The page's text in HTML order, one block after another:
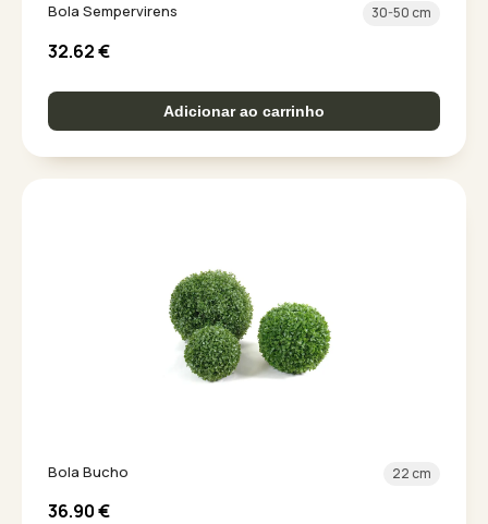
Bola Sempervirens 30-50 cm
32.62€
Adicionar ao carrinho
Bola Bucho 22 cm
36.90€